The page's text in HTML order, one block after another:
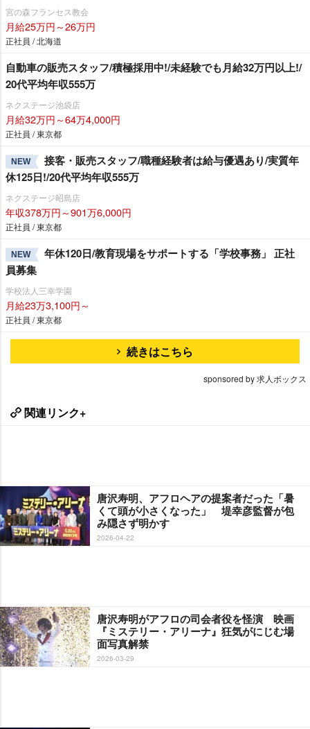
宮の森フランセス教会
月給25万円～26万円
正社員 / 北海道
自動車の販売スタッフ/積極採用中!/未経験でも月給32万円以上!/
20代平均年収555万
ネクステージ池袋店
月給32万円～64万4,000円
正社員 / 東京都
NEW
接客・販売スタッフ/職種経験者は給与優遇あり/実質年
休125日!/20代平均年収555万
ネクステージ昭島店
年収378万円～901万6,000円
正社員 / 東京都
NEW
年休120日/教育現場をサポートする「学校事務」 正社
員募集
学校法人三幸学園
月給23万3,100円～
正社員 / 東京都
続きはこちら
sponsored by 求人ボックス
関連リンク+
唐沢寿明、アフロヘアの提案者だった「暑
くて頭が小さくなった」 堤幸彦監督が包
み隠さず明かす
2026-04-22
唐沢寿明がアフロの司会者役を怪演 映画
『ミステリー・アリーナ』狂気がにじむ場
面写真解禁
2026-03-29